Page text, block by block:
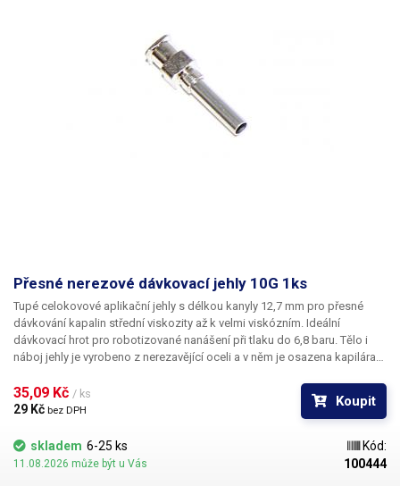
Přesné nerezové dávkovací jehly 10G 1ks
Tupé celokovové aplikační jehly s délkou kanyly 12,7 mm pro přesné
dávkování kapalin střední viskozity až k velmi viskózním. Ideální
dávkovací hrot pro robotizované nanášení při tlaku do 6,8 baru. Tělo i
náboj jehly je vyrobeno z nerezavějící oceli a v něm je osazena kapilára
povrchu a přesné dodržení vnitřních průměrů jehly a proto je povrch
kapiláry elektrolyticky leštěn.
35,09 Kč / ks
29 Kč bez DPH
Koupit
skladem 6-25 ks
11.08.2026 může být u Vás
Kód:
100444